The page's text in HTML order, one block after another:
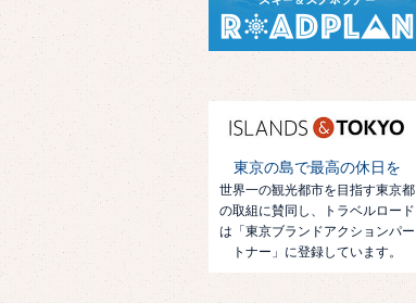
東京の島で最高の休日を
世界一の観光都市を目指す東京都
の取組に賛同し、トラベルロード
は「東京ブランドアクションパー
トナー」に登録しています。